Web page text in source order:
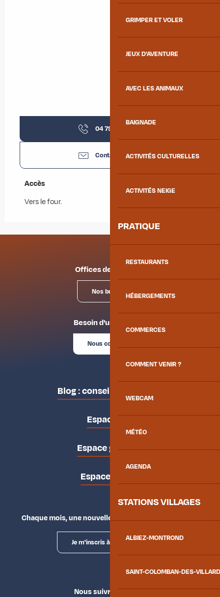
GRIMPER ET VOLER
JEUX D'AVENTURE
AVEC LES ANIMAUX
BAIGNADE
ACTIVITÉS CULTURELLES
ACTIVITÉS NEIGE
PRATIQUE
RESTAURANTS
HÉBERGEMENTS
COMMERCES
COMMENT VENIR ?
WEBCAM
MÉTÉO
AGENDA
STATIONS VILLAGES
ALBIEZ-MONTROND
SAINT-COLOMBAN-DES-
04 79 83 51
Contactez-nous
Accès
Accès
Vers le four.
Offices de tourisme
Nos bureaux
Besoin d'un conseil ?
Nous contacter
Blog : conseils des locaux
Espace pro
Espace groupes
Espace presse
Chaque mois, une nouvelle façon d'explorer la vallée.
Je m'inscris à la newsletter
Nous suivre